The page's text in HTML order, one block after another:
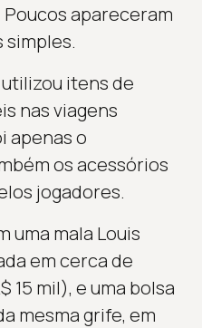
apareceram
simples.
itens de
nas viagens
apenas o
os acessórios
jogadores.
uma mala Louis
em cerca de
15 mil), e uma bolsa
mesma grife, em